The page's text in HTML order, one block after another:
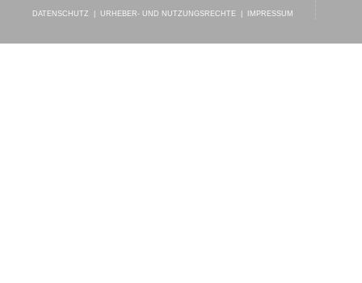
DATENSCHUTZ URHEBER- UND NUTZUNGSRECHTE IMPRESSUM